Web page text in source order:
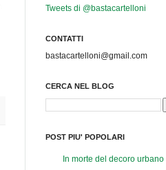
Tweets di @bastacartelloni
CONTATTI
bastacartelloni@gmail.com
CERCA NEL BLOG
POST PIU' POPOLARI
In morte del decoro urbano